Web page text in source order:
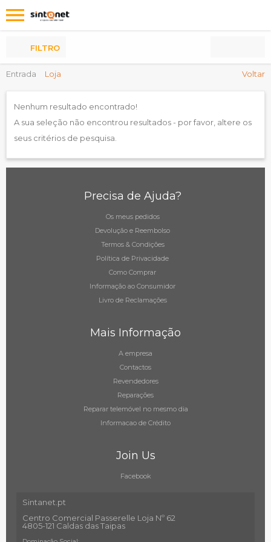
Entrada Loja Voltar
FILTRO
Nenhum resultado encontrado!
A sua seleção não encontrou resultados - por favor, altere os
seus critérios de pesquisa.
Precisa de Ajuda?
Os meus pedidos
Devolução e Reembolso
Termos & Condições
Política de Privacidade
Como Comprar
Informação ao Consumidor
Livro de Reclamações
Mais Informação
A empresa
Contactos
Revendedores
Reparações
Reparar telemóvel no mesmo dia
Informacao de Crédito
Join Us
Facebook
Sintanet.pt
Centro Comercial Passerelle Loja Nº 62
4805-121 Caldas das Taipas